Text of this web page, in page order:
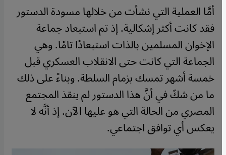
أمَّا العملية التي نشأت من خلالها مسودة الدستور
فقد كانت أكثر إشكالية. إذ تم استبعاد جماعة
الإخوان المسلمين بالذات استبعادًا تامًا. وهي
الجماعة التي كانت حتى الانقلاب العسكري قبل
خمسة أشهر تمسك بزمام السلطة. وبناءً على ذلك
ما من شكّ في أنَّ هذا الدستور لم ينقذ المجتمع
المصري من الحالة التي هو عليها الآن. إذ أنَّه لا
يعكس أي توافق اجتماعي.